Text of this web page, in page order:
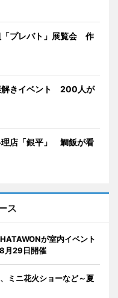
「プレバト」展覧会 作
解きイベント 200人が
理店「銀平」 鯛飯が看
ス
が室内イベント
月29日開催
ミニ花火ショーなど～夏